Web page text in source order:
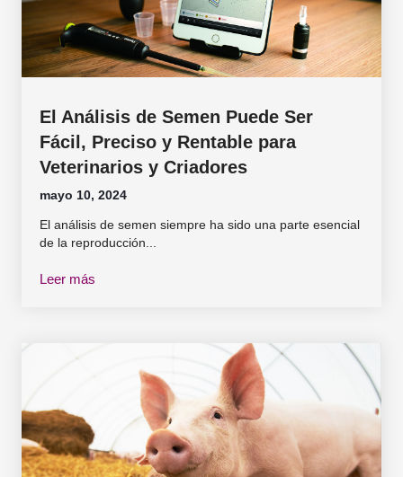
El Análisis de Semen Puede Ser
Fácil, Preciso y Rentable para
Veterinarios y Criadores
mayo 10, 2024
El análisis de semen siempre ha sido una parte esencial
de la reproducción...
Leer más